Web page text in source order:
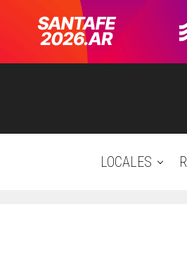
LOCALES